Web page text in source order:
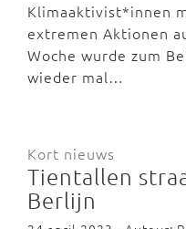
Klimaaktivist*innen
extremen Aktionen
Woche wurde zum
wieder mal…
Kort nieuws
Tientallen
Berlijn